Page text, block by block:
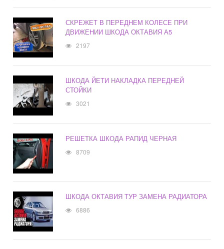
СКРЕЖЕТ В ПЕРЕДНЕМ КОЛЕСЕ ПРИ
ДВИЖЕНИИ ШКОДА ОКТАВИЯ А5
2197
ШКОДА ЙЕТИ НАКЛАДКА ПЕРЕДНЕЙ
СТОЙКИ
3021
РЕШЕТКА ШКОДА РАПИД ЧЕРНАЯ
8709
ШКОДА ОКТАВИЯ ТУР ЗАМЕНА РАДИАТОРА
6886